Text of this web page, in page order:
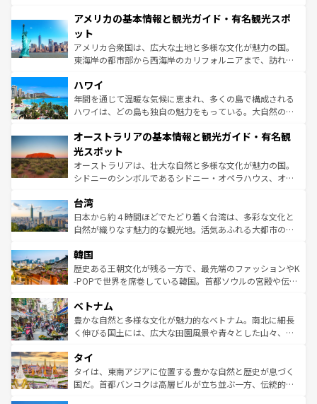
ンツ一覧を参照してほしい。
の建物がそのまま残る町や、スイスならではのユニークな
博物館もあり、アルプス観光だけでなく町歩きも満喫する
ことができる。国民の所得が高いため物価も高いが、旅行
者向けの交通パス提供のサービスもあり、うまく活用すれ
着のスイス情報は
アメリカの基本情報と観光ガイド・有名観光スポ
ット
アメリカ合衆国は、広大な土地と多様な文化が魅力の国。
東海岸の都市部から西海岸のカリフォルニアまで、訪れる
のような巨大都市は、観光、ショッピング、エンターテイ
ンメントが詰まった刺激的なスポットだ。一方、アメリカ
西部には大自然が広がり、グランドキャニオンやイエロー
部のニューオーリンズでは、音楽と美食が融合した独特の
文化が魅力。旅行者はアメリカの各地域で異なる魅力を楽
しみながら、その多様性と豊かな歴史を感じることができ
るだろう。車でのロードトリップや列車の旅も、アメリカ
情報は
ハワイ
年間を通じて温暖な気候に恵まれ、多くの島で構成される
ハワイは、どの島も独自の魅力をもっている。大自然の神
ワイ島は見逃せない。また、定番の観光地といえばオアフ
島だが、静かな自然を求めるならマウイ島やカウアイ島が
おすすめ。エメラルドグリーンに輝く海をはじめ、豊かな
文化や歴史が息づいている。「アロハスピリット」と呼ば
人々、おいしいローカルフードやハワイアンミュージッ
ク、伝統的なフラダンスなど、すべてがハワイの魅力を彩
っている。訪れるたびに新しい発見と感動が待っているハ
はコンテンツ一覧
オーストラリアの基本情報と観光ガイド・有名観
光スポット
オーストラリアは、壮大な自然と多様な文化が魅力の国。
シドニーのシンボルであるシドニー・オペラハウス、オー
リアリーフや大陸中央部にそびえるウルル（エアーズロッ
ク）、タスマニアの美しい原生林やケアンズの熱帯雨林な
ど、見どころがたくさん。また、カフェやワイン、オージ
いる。アクティビティも充実しており、サーフィンやダイ
ビング、ハイキングなど、アウトドア好きにはたまらな
い。オーストラリアの多彩な魅力を存分に味わいつくそ
参照してほしい。
台湾
日本から約４時間ほどでたどり着く台湾は、多彩な文化と
自然が織りなす魅力的な観光地。活気あふれる大都市の台
ン）、静ひつな山岳地帯である台湾東部など、都市の喧騒
と山間の静けさが共存しており、訪れる人に新しい発見と
驚きをもたらしてくれる。また、奥深い台湾の食文化も魅
容にもいいと評判のスイーツなど、バラエティ豊かな料理
が味わえる。 なお、新着の台湾情報は コンテンツ一覧を参
照してほしい。
韓国
歴史ある王朝文化が残る一方で、最先端のファッションやK
-POPで世界を席巻している韓国。首都ソウルの宮殿や伝統
き、地方に足を延ばせば四季折々の自然美を楽しむことが
できる。そして、キムチや焼肉、絶品のストリートフード
まで、さまざまな韓国料理が待っている。夜には、韓国な
リティに包まれながら、韓国の多彩な魅力を心ゆくまで味
わってみてほしい。 なお、新着の韓国情報はコンテンツ一
覧を参照してほしい。
ベトナム
豊かな自然と多様な文化が魅力的なベトナム。南北に細長
く伸びる国土には、広大な田園風景や青々とした山々、世
急速な発展と共に伝統が息づく。ハノイの古い町並みやホ
ーチミン市のフランス統治時代の建物も、独特の雰囲気を
醸し出している。また、バラエティの豊かさとおいしさで
タイ
タイは、東南アジアに位置する豊かな自然と歴史が息づく
国だ。首都バンコクは高層ビルが立ち並ぶ一方、伝統的な